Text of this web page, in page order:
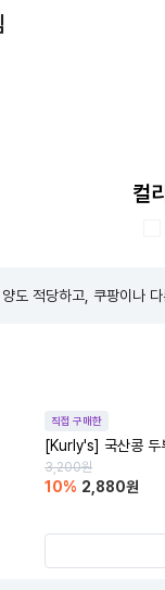
컬
양도 적당하고, 쿠팡이나
직접 구매한
[Kurly's] 국산콩
3,200원
10% 2,880원